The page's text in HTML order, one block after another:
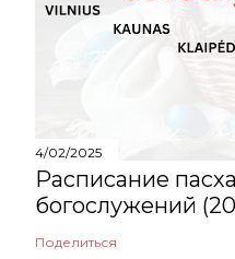
4/02/2025
Расписание
богослужений
Поделиться